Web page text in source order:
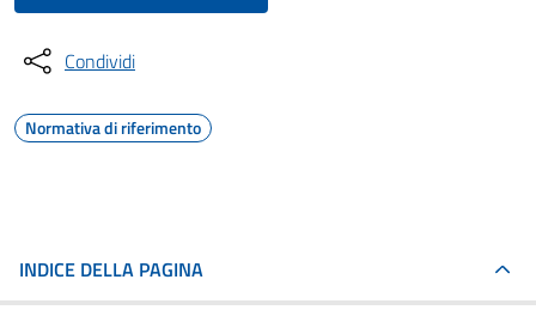
Condividi
Normativa di riferimento
INDICE DELLA PAGINA